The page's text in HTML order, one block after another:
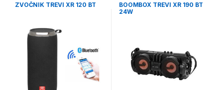
ZVOČNIK TREVI XR 120 BT
BOOMBOX TREVI XR 190 BT
24W